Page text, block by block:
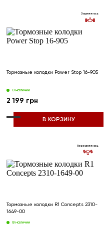
Задняя ось
Тормозные колодки Power Stop 16-905
В наличии
2 199 грн
В КОРЗИНУ
Передняя ось
Тормозные колодки R1 Concepts 2310-
1649-00
В наличии